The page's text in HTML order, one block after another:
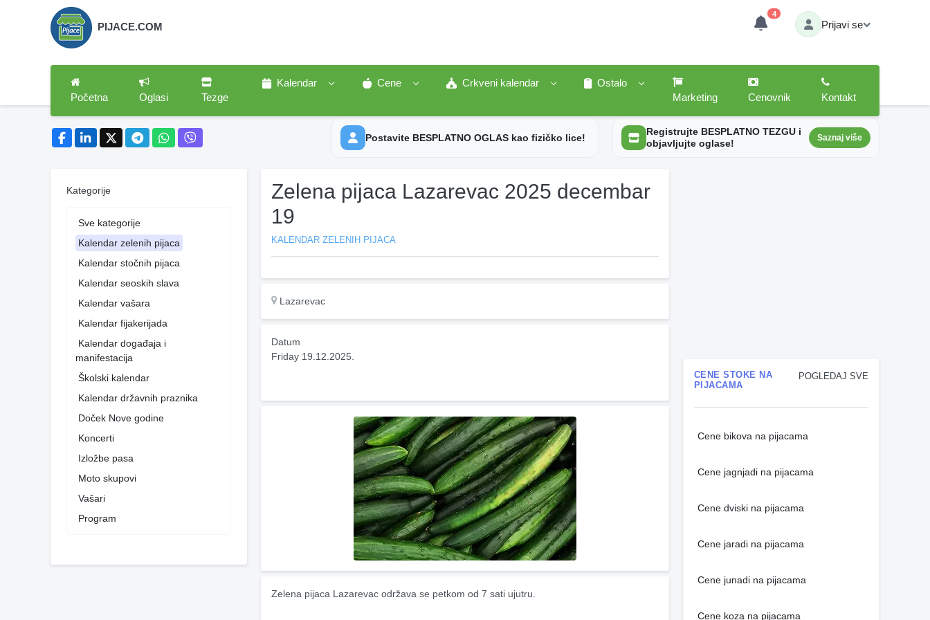
PIJACE.COM
4
Prijavi se
Početna Oglasi Tezge
Kalendar Cene Crkveni kalendar
Ostalo
Marketing
Cenovnik Kontakt
Postavite BESPLATNO OGLAS kao fizičko lice!
Registrujte BESPLATNO TEZGU i
objavljujte oglase!
Saznaj više
Kategorije
Sve kategorije
Kalendar zelenih pijaca
Kalendar stočnih pijaca
Kalendar seoskih slava
Kalendar vašara
Kalendar fijakerijada
Kalendar događaja i
manifestacija
Školski kalendar
Kalendar državnih praznika
Doček Nove godine
Koncerti
Izložbe pasa
Moto skupovi
Vašari
Program
Zelena pijaca Lazarevac 2025 decembar
19
KALENDAR ZELENIH PIJACA
Lazarevac
Datum
Friday 19.12.2025.
Zelena pijaca Lazarevac održava se petkom od 7 sati ujutru.
POGLEDAJ SVE
CENE STOKE NA
PIJACAMA
Cene bikova na pijacama
Cene jagnjadi na pijacama
Cene dviski na pijacama
Cene jaradi na pijacama
Cene junadi na pijacama
Cene koza na pijacama